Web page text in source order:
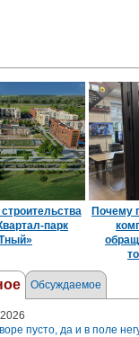
парк
Почему
Обсуждаемое
пусто, да и в поле